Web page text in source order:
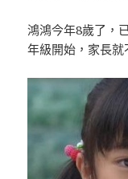
鴻鴻今年8歲了，
年級開始，家長就